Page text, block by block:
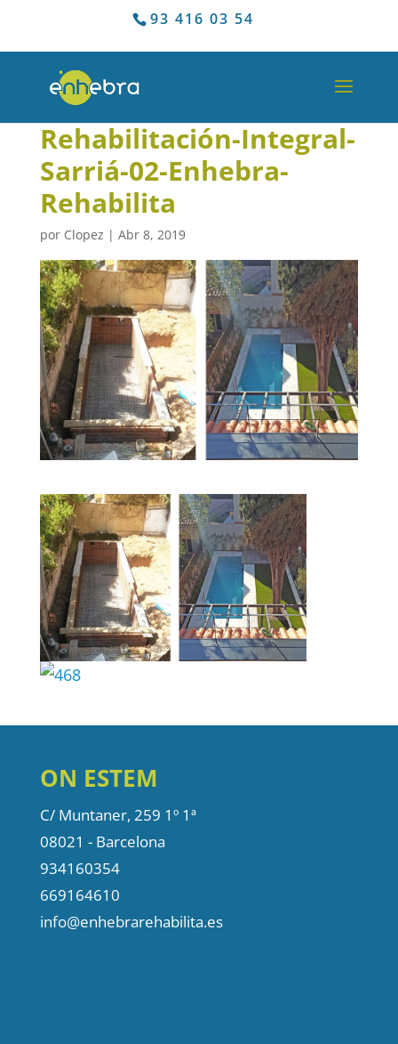
93 416 03 54
Rehabilitación-Integral-
Sarriá-02-Enhebra-
Rehabilita
por Clopez | Abr 8, 2019
ON ESTEM
C/ Muntaner, 259 1º 1ª
08021 - Barcelona
934160354
669164610
info@enhebrarehabilita.es